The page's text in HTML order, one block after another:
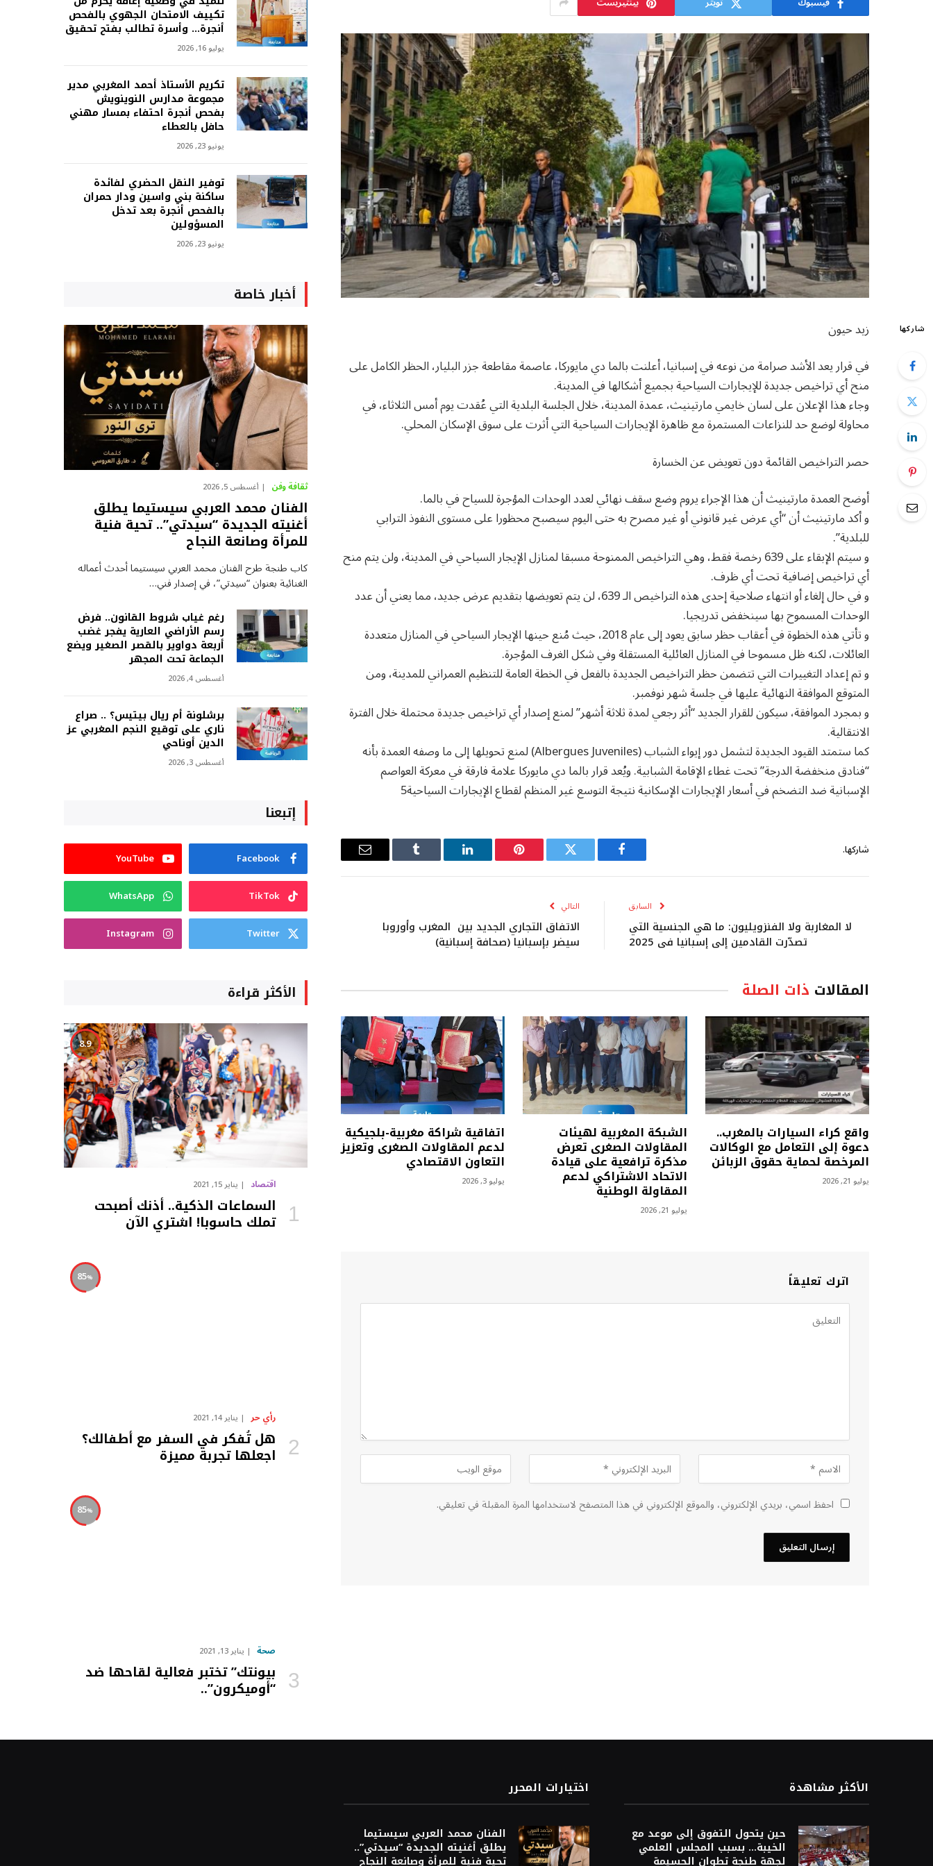
شاركها
زيد حيون
في قرار يعد الأشد صرامة من نوعه في إسبانيا، أعلنت بالما دي مايوركا، عاصمة مقاطعة جزر البليار، الحظر الكامل على
منح أي تراخيص جديدة للإيجارات السياحية بجميع أشكالها في المدينة.
وجاء هذا الإعلان على لسان خايمي مارتينيث، عمدة المدينة، خلال الجلسة البلدية التي عُقدت يوم أمس الثلاثاء، في
محاولة لوضع حد للنزاعات المستمرة مع ظاهرة الإيجارات السياحية التي أثرت على سوق الإسكان المحلي.
حصر التراخيص القائمة دون تعويض عن الخسارة
أوضح العمدة مارتينيث أن هذا الإجراء يروم وضع سقف نهائي لعدد الوحدات المؤجرة للسياح في بالما.
و أكد مارتينيث أن “أي عرض غير قانوني أو غير مصرح به حتى اليوم سيصبح محظورا على مستوى النفوذ الترابي
للبلدية”.
و سيتم الإبقاء على 639 رخصة فقط، وهي التراخيص الممنوحة مسبقا لمنازل الإيجار السياحي في المدينة، ولن يتم منح
أي تراخيص إضافية تحت أي ظرف.
و في حال إلغاء أو انتهاء صلاحية إحدى هذه التراخيص الـ 639، لن يتم تعويضها بتقديم عرض جديد، مما يعني أن عدد
الوحدات المسموح بها سينخفض تدريجيا.
و تأتي هذه الخطوة في أعقاب حظر سابق يعود إلى عام 2018، حيث مُنع حينها الإيجار السياحي في المنازل متعددة
العائلات، لكنه ظل مسموحا في المنازل العائلية المستقلة وفي شكل الغرف المؤجرة.
و تم إعداد التغييرات التي تتضمن حظر التراخيص الجديدة بالفعل في الخطة العامة للتنظيم العمراني للمدينة، ومن
المتوقع الموافقة النهائية عليها في جلسة شهر نوفمبر.
و بمجرد الموافقة، سيكون للقرار الجديد “أثر رجعي لمدة ثلاثة أشهر” لمنع إصدار أي تراخيص جديدة محتملة خلال الفترة
الانتقالية.
كما ستمتد القيود الجديدة لتشمل دور إيواء الشباب (Albergues Juveniles) لمنع تحويلها إلى ما وصفه العمدة بأنه
“فنادق منخفضة الدرجة” تحت غطاء الإقامة الشبابية. ويُعد قرار بالما دي مايوركا علامة فارقة في معركة العواصم
الإسبانية ضد التضخم في أسعار الإيجارات الإسكانية نتيجة التوسع غير المنظم لقطاع الإيجارات السياحية5
شاركها.
فيسبوك تويتر بينتيريستلينكدإن Tumblr
البريد
السابق
لا المغاربة ولا الفنزويليون: ما هي الجنسية التي
تصدّرت القادمين إلى إسبانيا في 2025
التالي
الاتفاق التجاري الجديد بين المغرب وأوروبا
سيضر بإسبانيا (صحافة إسبانية)
المقالات ذات الصلة
واقع كراء السيارات بالمغرب..
دعوة إلى التعامل مع الوكالات
المرخصة لحماية حقوق الزبائن
يوليو 21, 2026
الشبكة المغربية لهيئات
المقاولات الصغرى تعرض
مذكرة ترافعية على قيادة
الاتحاد الاشتراكي لدعم
المقاولة الوطنية
يوليو 21, 2026
اتفاقية شراكة مغربية-بلجيكية
لدعم المقاولات الصغرى وتعزيز
التعاون الاقتصادي
يوليو 3, 2026
اترك تعليقاً
احفظ اسمي، بريدي الإلكتروني، والموقع الإلكتروني في هذا المتصفح لاستخدامها المرة المقبلة في تعليقي.
تكييف الامتحان الجهوي بالفحص
أنجرة… وأسرة تطالب بفتح تحقيق
يوليو 16, 2026
تكريم الأستاذ أحمد المغربي مدير
مجموعة مدارس النوينويش
بفحص أنجرة احتفاء بمسار مهني
حافل بالعطاء
يونيو 23, 2026
توفير النقل الحضري لفائدة
ساكنة بني واسين ودار حمران
بالفحص أنجرة بعد تدخل
المسؤولين
يونيو 23, 2026
أخبار خاصة
ثقافة وفن أغسطس 5, 2026
الفنان محمد العربي سيستيما يطلق
أغنيته الجديدة “سيدتي”.. تحية فنية
للمرأة وصانعة النجاح
كاب طنجة طرح الفنان محمد العربي سيستيما أحدث أعماله
الغنائية بعنوان “سيدتي”، في إصدار فني…
رغم غياب شروط القانون.. فرض
رسم الأراضي العارية يفجر غضب
أربعة دواوير بالقصر الصغير ويضع
الجماعة تحت المجهر
أغسطس 4, 2026
برشلونة أم ريال بيتيس؟ .. صراع
ناري على توقيع النجم المغربي عز
الدين أوناحي
أغسطس 3, 2026
إتبعنا
Facebook
YouTube
TikTok
WhatsApp
Twitter
Instagram
الأكثر قراءة
8.9
اقتصاد يناير 15, 2021
السماعات الذكية.. أذنك أصبحت
تملك حاسوبا! اشتري الآن
85
رأي حر يناير 14, 2021
هل تُفكر في السفر مع أطفالك؟
اجعلها تجربة مميزة
85
صحة يناير 13, 2021
بيونتك” تختبر فعالية لقاحها ضد
“أوميكرون”..
الأكثر مشاهدة
حين يتحول التفوق إلى موعد مع
الخيبة… بسبب المجلس العلمي
لجهة طنجة تطوان الحسيمة
اختيارات المحرر
الفنان محمد العربي سيستيما
يطلق أغنيته الجديدة “سيدتي”..
تحية فنية للمرأة وصانعة النجاح